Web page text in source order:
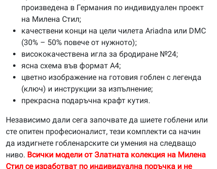
произведена в Германия по индивидуален проект
на Милена Стил;
качествени конци на цели чилета Ariadna или DMC
(30% – 50% повече от нужното);
висококачествена игла за бродиране №24;
ясна схема във формат А4;
цветно изображение на готовия гоблен с легенда
(ключ) и инструкции за изпълнение;
прекрасна подаръчна крафт кутия.
Независимо дали сега започвате да шиете гоблени или
сте опитен професионалист, тези комплекти са начин
да издигнете гобленарските си умения на следващо
ниво. Всички модели от Златната колекция на Милена
Стил се изработват по индивидуална поръчка и не